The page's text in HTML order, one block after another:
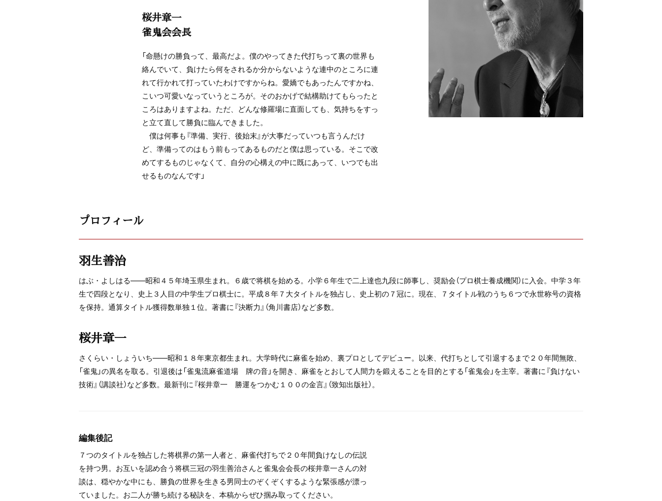
桜井章一
雀鬼会会長
「命懸けの勝負って、最高だよ。僕のやってきた代打ちって裏の世界も
絡んでいて、負けたら何をされるか分からないような連中のところに連
れて行かれて打っていたわけですからね。愛嬌でもあったんですかね、
こいつ可愛いなっていうところが。そのおかげで結構助けてもらったと
ころはありますよね。ただ、どんな修羅場に直面しても、気持ちをすっ
と立て直して勝負に臨んできました。
僕は何事も『準備、実行、後始末』が大事だっていつも言うんだけ
ど、準備ってのはもう前もってあるものだと僕は思っている。そこで改
めてするものじゃなくて、自分の心構えの中に既にあって、いつでも出
せるものなんです」
プロフィール
羽生善治
はぶ・よしはる――昭和４５年埼玉県生まれ。６歳で将棋を始める。小学６年生で二上達也九段に師事し、奨励会（プロ棋士養成機関）に入会。中学３年
生で四段となり、史上３人目の中学生プロ棋士に。平成８年７大タイトルを独占し、史上初の７冠に。現在、７タイトル戦のうち６つで永世称号の資格
を保持。通算タイトル獲得数単独１位。著書に『決断力』（角川書店）など多数。
桜井章一
さくらい・しょういち――昭和１８年東京都生まれ。大学時代に麻雀を始め、裏プロとしてデビュー。以来、代打ちとして引退するまで２０年間無敗、
「雀鬼」の異名を取る。引退後は「雀鬼流麻雀道場 牌の音」を開き、麻雀をとおして人間力を鍛えることを目的とする「雀鬼会」を主宰。著書に『負けない
技術』（講談社）など多数。最新刊に『桜井章一 勝運をつかむ１００の金言』（致知出版社）。
編集後記
７つのタイトルを独占した将棋界の第一人者と、麻雀代打ちで２０年間負けなしの伝説
を持つ男。お互いを認め合う将棋三冠の羽生善治さんと雀鬼会会長の桜井章一さんの対
談は、穏やかな中にも、勝負の世界を生きる男同士のぞくぞくするような緊張感が漂っ
ていました。お二人が勝ち続ける秘訣を、本稿からぜひ掴み取ってください。